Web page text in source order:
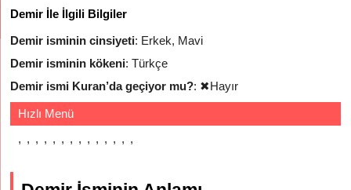
Demir İle İlgili Bilgiler
Demir isminin cinsiyeti: Erkek, Mavi
Demir isminin kökeni: Türkçe
Demir ismi Kuran’da geçiyor mu?: ✖Hayır
Hızlı Menü